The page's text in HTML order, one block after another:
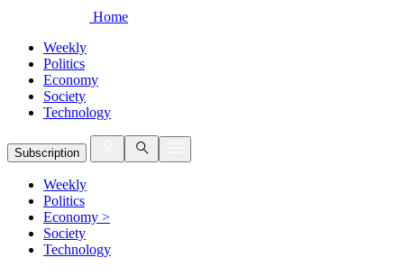
Home
Weekly
Politics
Economy
Society
Technology
Subscription
Weekly
Politics
Economy >
Society
Technology